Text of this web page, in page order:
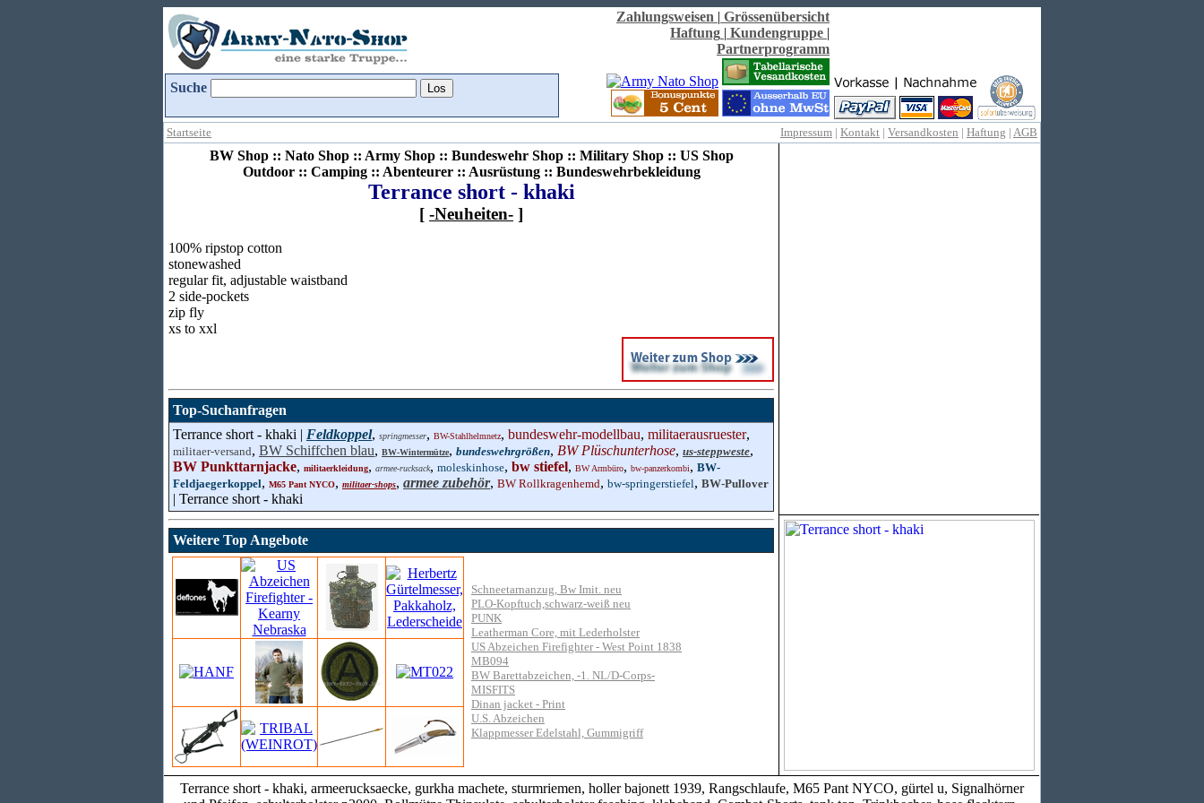
Suche
Zahlungsweisen | Grössenübersicht
Haftung | Kundengruppe |
Partnerprogramm
Startseite Impressum | Kontakt | Versandkosten | Haftung | AGB
BW Shop :: Nato Shop :: Army Shop :: Bundeswehr Shop :: Military Shop :: US Shop
Outdoor :: Camping :: Abenteurer :: Ausrüstung :: Bundeswehrbekleidung
Terrance short - khaki
[ -Neuheiten- ]
100% ripstop cotton
stonewashed
regular fit, adjustable waistband
2 side-pockets
zip fly
xs to xxl
Top-Suchanfragen
Terrance short - khaki | Feldkoppel, springmesser, BW-Stahlhelmnetz, bundeswehr-modellbau, militaerausruester,
militaer-versand, BW Schiffchen blau, BW-Wintermütze, bundeswehrgrößen, BW Plüschunterhose, us-steppweste,
BW Punkttarnjacke, militaerkleidung, armee-rucksack, moleskinhose, bw stiefel, BW Armbüro, bw-panzerkombi, BW-
Feldjaegerkoppel, M65 Pant NYCO, militaer-shops, armee zubehör, BW Rollkragenhemd, bw-springerstiefel, BW-Pullover
| Terrance short - khaki
Weitere Top Angebote
Schneetarnanzug, Bw Imit. neu
PLO-Kopftuch,schwarz-weiß neu
PUNK
Leatherman Core, mit Lederholster
US Abzeichen Firefighter - West Point 1838
MB094
BW Barettabzeichen, -1. NL/D-Corps-
MISFITS
Dinan jacket - Print
U.S. Abzeichen
Klappmesser Edelstahl, Gummigriff
Terrance short - khaki, armeerucksaecke, gurkha machete, sturmriemen, holler bajonett 1939, Rangschlaufe, M65 Pant NYCO, gürtel u, Signalhörner